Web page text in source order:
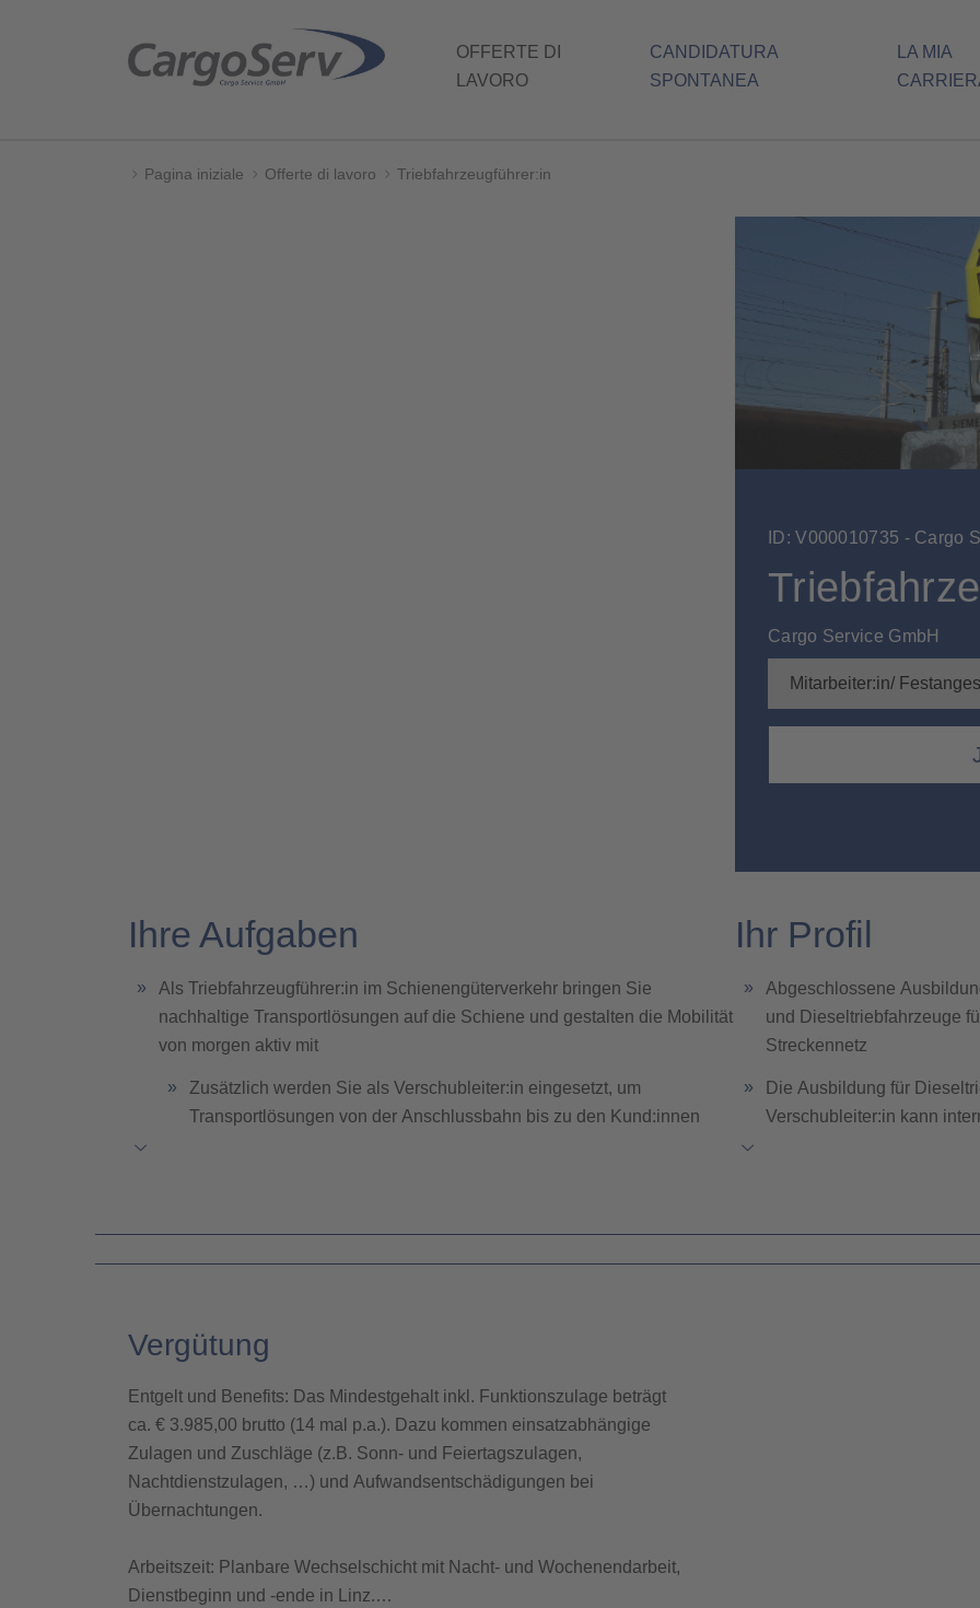
NAVIGAZIONE
PRINCIPALE
OFFERTE DI
LAVORO(ATTUALE)
CANDIDATURA
SPONTANEA
LA MIA
Pagina iniziale Offerte di lavoro Triebfahrzeugführer:in
ID: V000010735 - Cargo
Cargo Service GmbH
Mitarbeiter:in/
Ihre Aufgaben
Als Triebfahrzeugführer:in im Schienengüterverkehr bringen Sie
nachhaltige Transportlösungen auf die Schiene und gestalten die Mobilität
von morgen aktiv mit
Zusätzlich werden Sie als Verschubleiter:in eingesetzt, um
Transportlösungen von der Anschlussbahn bis zu den Kund:innen
Sie bereiten unsere leistungsstarken Triebfahrzeuge für den Einsatz vor,
kümmern sich um die Abstellung, Pflege und einfache Wartungsarbeiten
Sie führen Bremsproben durch, bereiten die Lokomotive vor und erstellen
bei Bedarf Wagenlisten und Bremszettel – für einen sicheren
Verkehrsbetrieb
Ihr Profil
Abgeschlossene
und Dieseltriebfahrzeuge
Streckennetz
Die Ausbildung für
Verschubleiter:in kann
Vergütung
Entgelt und Benefits: Das Mindestgehalt inkl. Funktionszulage beträgt
ca. € 3.985,00 brutto (14 mal p.a.). Dazu kommen einsatzabhängige
Zulagen und Zuschläge (z.B. Sonn- und Feiertagszulagen,
Nachtdienstzulagen, …) und Aufwandsentschädigungen bei
Übernachtungen.
Arbeitszeit: Planbare Wechselschicht mit Nacht- und Wochenendarbeit,
Dienstbeginn und -ende in Linz.